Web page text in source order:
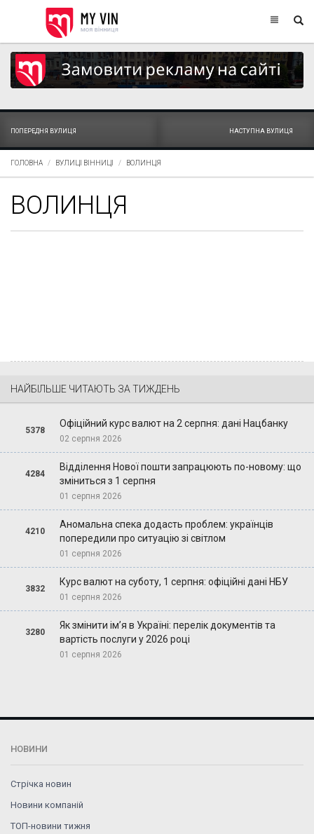
ПОПЕРЕДНЯ ВУЛИЦЯ НАСТУПНА ВУЛИЦЯ
ГОЛОВНА ВУЛИЦІ ВІННИЦІ ВОЛИНЦЯ
ВОЛИНЦЯ
НАЙБІЛЬШЕ ЧИТАЮТЬ ЗА ТИЖДЕНЬ
5378
Офіційний курс валют на 2 серпня: дані Нацбанку
02 серпня 2026
4284
Відділення Нової пошти запрацюють по-новому: що
зміниться з 1 серпня
01 серпня 2026
4210
Аномальна спека додасть проблем: українців
попередили про ситуацію зі світлом
01 серпня 2026
3832
Курс валют на суботу, 1 серпня: офіційні дані НБУ
01 серпня 2026
3280
Як змінити ім’я в Україні: перелік документів та
вартість послуги у 2026 році
01 серпня 2026
НОВИНИ
Стрічка новин
Новини компаній
ТОП-новини тижня